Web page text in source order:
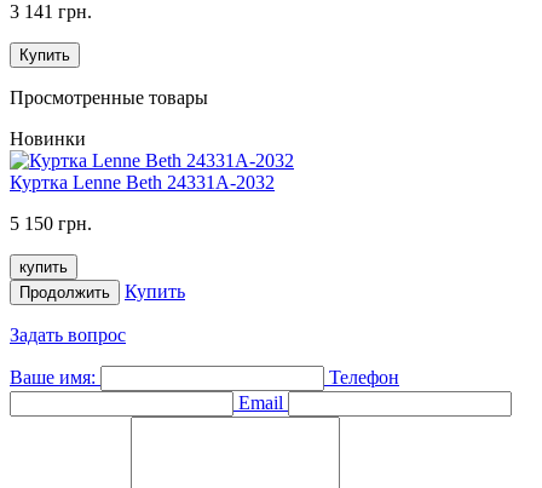
3 141 грн.
Купить
Просмотренные товары
Новинки
Куртка Lenne Beth 24331A-2032
5 150 грн.
купить
Продолжить
Купить
Задать вопрос
Ваше имя:
Телефон
Email